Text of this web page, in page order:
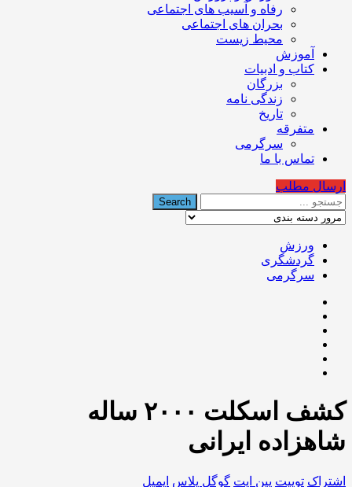
رفاه و آسیب های اجتماعی
بحران های اجتماعی
محیط زیست
آموزش
کتاب و ادبیات
بزرگان
زندگی نامه
تاریخ
متفرقه
سرگرمی
تماس با ما
ارسال مطلب
ورزش
گردشگری
سرگرمی
کشف اسکلت ۲۰۰۰ ساله
شاهزاده ایرانی
اشتراک توییت پین ایت گوگل‌ پلاس ایمیل